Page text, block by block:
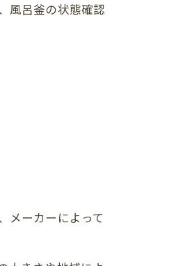
風呂釜の状態確認
メーカーによって